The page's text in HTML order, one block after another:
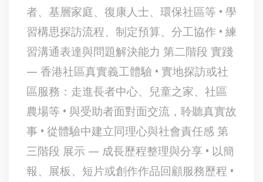
者、基層家庭、復康人士、環保社區等 • 學
習構思探訪流程、制定預算、分工協作 • 練
習溝通表達與問題解決能力 第二階段 實踐
— 香港社區真實義工體驗 • 實地探訪或社
區服務：走進長者中心、兒童之家、社區
農場等 • 與受助者面對面交流，聆聽真實故
事 • 從體驗中建立同理心與社會責任感 第
三階段 展示 — 成長歷程整理與分享 • 以簡
報、展板、短片或創作作品回顧服務歷程 •